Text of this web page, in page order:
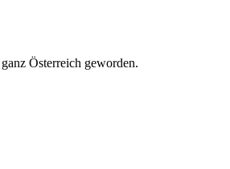
Österreich geworden.